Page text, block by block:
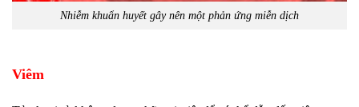
Nhiễm khuẩn huyết gây nên một phản ứng miễn dịch
Viêm